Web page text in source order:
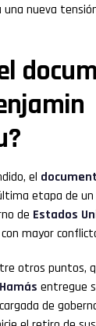
nueva
el
etapa de
de Estados
mayor
otros puntos,
entregue
de